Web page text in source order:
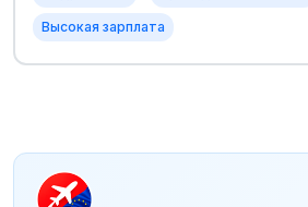
Высокая зарплата